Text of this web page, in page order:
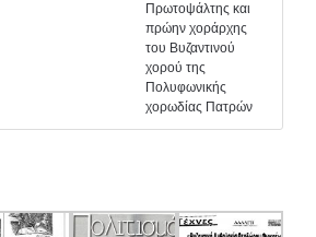
Πρωτοψάλτης και
πρώην χοράρχης
του Βυζαντινού
χορού της
Πολυφωνικής
χορωδίας Πατρών